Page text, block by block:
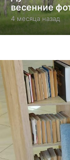
весенние
4 месяца назад
е
ц
а
н
з
а
д